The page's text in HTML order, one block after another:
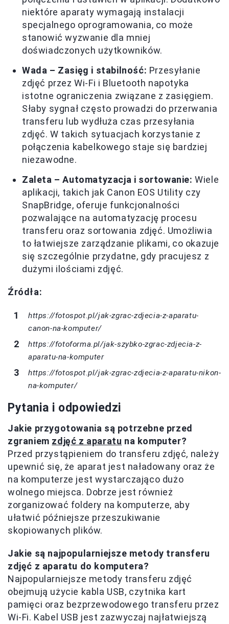
niektóre aparaty wymagają instalacji
specjalnego oprogramowania, co może
stanowić wyzwanie dla mniej
doświadczonych użytkowników.
Wada – Zasięg i stabilność: Przesyłanie
zdjęć przez Wi-Fi i Bluetooth napotyka
istotne ograniczenia związane z zasięgiem.
Słaby sygnał często prowadzi do przerwania
transferu lub wydłuża czas przesyłania
zdjęć. W takich sytuacjach korzystanie z
połączenia kabelkowego staje się bardziej
niezawodne.
Zaleta – Automatyzacja i sortowanie: Wiele
aplikacji, takich jak Canon EOS Utility czy
SnapBridge, oferuje funkcjonalności
pozwalające na automatyzację procesu
transferu oraz sortowania zdjęć. Umożliwia
to łatwiejsze zarządzanie plikami, co okazuje
się szczególnie przydatne, gdy pracujesz z
dużymi ilościami zdjęć.
Źródła:
https://fotospot.pl/jak-zgrac-zdjecia-z-aparatu-
canon-na-komputer/
https://fotoforma.pl/jak-szybko-zgrac-zdjecia-z-
aparatu-na-komputer
https://fotospot.pl/jak-zgrac-zdjecia-z-aparatu-nikon-
na-komputer/
Pytania i odpowiedzi
Jakie przygotowania są potrzebne przed
zgraniem zdjęć z aparatu na komputer?
Przed przystąpieniem do transferu zdjęć, należy
upewnić się, że aparat jest naładowany oraz że
na komputerze jest wystarczająco dużo
wolnego miejsca. Dobrze jest również
zorganizować foldery na komputerze, aby
ułatwić późniejsze przeszukiwanie
skopiowanych plików.
Jakie są najpopularniejsze metody transferu
zdjęć z aparatu do komputera?
Najpopularniejsze metody transferu zdjęć
obejmują użycie kabla USB, czytnika kart
pamięci oraz bezprzewodowego transferu przez
Wi-Fi. Kabel USB jest zazwyczaj najłatwiejszą